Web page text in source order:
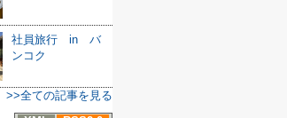
社員旅行 in バ
ンコク
>>全ての記事を見る